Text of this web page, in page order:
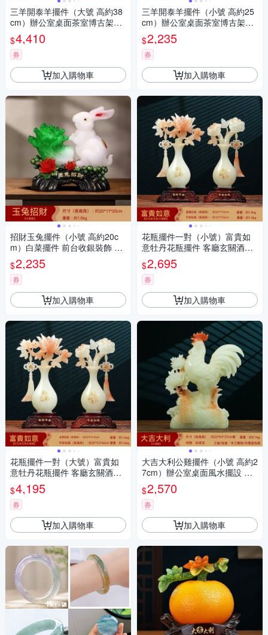
三羊開泰羊擺件（大號 高約38
cm）辦公室桌面茶室博古架裝
飾 家用風水擺件 喬遷店鋪開業
禮物
$4,410
券
加入購物車
招財玉兔擺件（小號 高約20c
m）白菜擺件 前台收銀裝飾 客
廳玄關酒櫃裝飾品 喬遷新居開
業禮物
$2,235
券
加入購物車
花瓶擺件一對（大號）富貴如
意牡丹花瓶擺件 客廳玄關酒櫃
博古架裝飾品 喬遷新居搬家禮
物
$4,195
券
加入購物車
三羊開泰羊擺件（小號 高約25
cm）辦公室桌面茶室博古架裝
飾 家用風水擺件 喬遷店鋪開業
禮物
$2,235
券
加入購物車
花瓶擺件一對（小號）富貴如
意牡丹花瓶擺件 客廳玄關酒櫃
博古架裝飾品 喬遷新居搬家禮
物
$2,695
券
加入購物車
大吉大利公雞擺件（小號 高約2
7cm）辦公室桌面風水擺設 客
廳玄關博古架裝飾 入宅喬遷禮
物
$2,570
券
加入購物車